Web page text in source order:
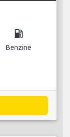
local_gas_station
Benzine